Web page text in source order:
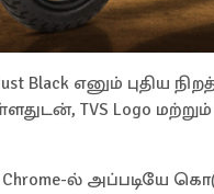
Black எனும் புதிய
TVS Logo
Chrome-ல் அப்படியே